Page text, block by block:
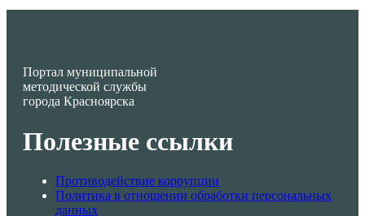
Портал муниципальной
методической службы
города Красноярска
Полезные ссылки
Противодействие коррупции
Политика в отношении обработки персональных
данных